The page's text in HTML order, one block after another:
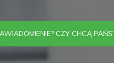
CZY CHCĄ